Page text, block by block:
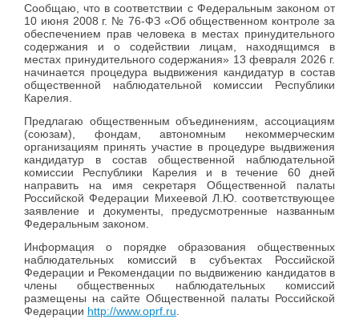
Сообщаю, что в соответствии с Федеральным законом от
10 июня 2008 г. № 76-ФЗ «Об общественном контроле за
обеспечением прав человека в местах принудительного
содержания и о содействии лицам, находящимся в
местах принудительного содержания» 13 февраля 2026 г.
начинается процедура выдвижения кандидатур в состав
общественной наблюдательной комиссии Республики
Карелия.
Предлагаю общественным объединениям, ассоциациям
(союзам), фондам, автономным некоммерческим
организациям принять участие в процедуре выдвижения
кандидатур в состав общественной наблюдательной
комиссии Республики Карелия и в течение 60 дней
направить на имя секретаря Общественной палаты
Российской Федерации Михеевой Л.Ю. соответствующее
заявление и документы, предусмотренные названным
Федеральным законом.
Информация о порядке образования общественных
наблюдательных комиссий в субъектах Российской
Федерации и Рекомендации по выдвижению кандидатов в
члены общественных наблюдательных комиссий
размещены на сайте Общественной палаты Российской
Федерации http://www.oprf.ru.